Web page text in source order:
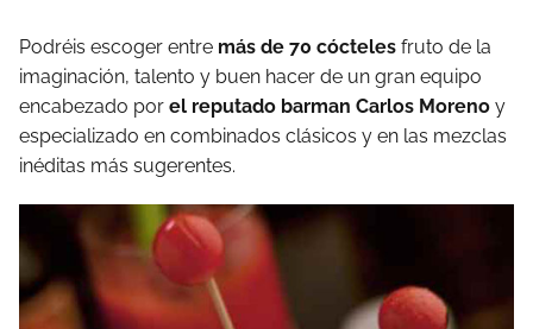
Podréis escoger entre más de 70 cócteles fruto de la
imaginación, talento y buen hacer de un gran equipo
encabezado por el reputado barman Carlos Moreno y
especializado en combinados clásicos y en las mezclas
inéditas más sugerentes.